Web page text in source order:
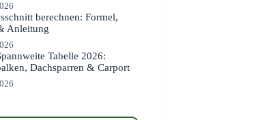
berechnen: Formel,
Anleitung
Tabelle 2026:
Dachsparren & Carport